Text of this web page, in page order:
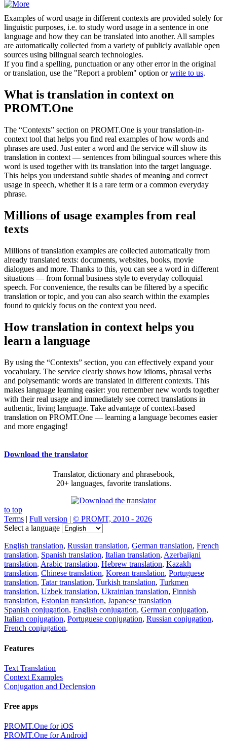
Examples of word usage in different contexts are provided solely for
linguistic purposes, i.e. to study word usage in a sentence in one
language and how they can be translated into another. All samples
are automatically collected from a variety of publicly available open
sources using bilingual search technologies.
If you find a spelling, punctuation or any other error in the original
or translation, use the "Report a problem" option orwrite to us.
What is translation in context on
PROMT.One
The “Contexts” section on PROMT.One is your translation-in-
context tool that helps you find real examples of how words and
phrases are used. Just enter a word and the service will show its
translation in context — sentences from bilingual sources where this
word is used together with its translation into the target language.
This helps you understand subtle shades of meaning and correct
usage in speech, whether it is a rare term or a common everyday
phrase.
Millions of usage examples from real
texts
Millions of translation examples are collected automatically from
already translated texts: documents, websites, books, movie
dialogues and more. Thanks to this, you can see a word in different
situations — from formal business style to everyday colloquial
speech. For convenience, the results can be filtered by a specific
translation or topic, and you can also search within the examples
found to quickly focus on the context you need.
How translation in context helps you
learn a language
By using the “Contexts” section, you can effectively expand your
vocabulary. The service clearly shows how idioms, phrasal verbs
and polysemantic words are translated in different contexts. This
makes language learning easier: you remember new words together
with their real usage and immediately see correct translations in
authentic, living language. Take advantage of context-based
translation on PROMT.One — learning a language becomes easier
and more engaging!
Download the translator
Translator, dictionary and phrasebook,
20+ languages, favorite translations.
to top
Terms | Full version | © PROMT, 2010 - 2026
Select a language
English translation, Russian translation, German translation, French
translation, Spanish translation, Italian translation, Azerbaijani
translation, Arabic translation, Hebrew translation, Kazakh
translation, Chinese translation, Korean translation, Portuguese
translation, Tatar translation, Turkish translation, Turkmen
translation, Uzbek translation, Ukrainian translation, Finnish
translation, Estonian translation, Japanese translation
Spanish conjugation, English conjugation, German conjugation,
Italian conjugation, Portuguese conjugation, Russian conjugation,
French conjugation.
Features
Text Translation
Context Examples
Conjugation and Declension
Free apps
PROMT.One for iOS
PROMT.One for Android